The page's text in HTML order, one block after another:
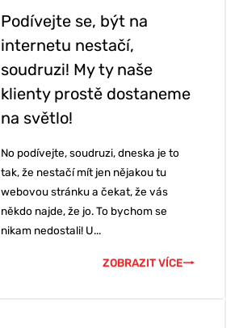
Podívejte se, být na
internetu nestačí,
soudruzi! My ty naše
klienty prostě dostaneme
na světlo!
No podívejte, soudruzi, dneska je to
tak, že nestačí mít jen nějakou tu
webovou stránku a čekat, že vás
někdo najde, že jo. To bychom se
nikam nedostali! U...
ZOBRAZIT VÍCE